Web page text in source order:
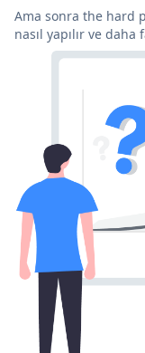
Ama sonra the hard
nasıl yapılır ve